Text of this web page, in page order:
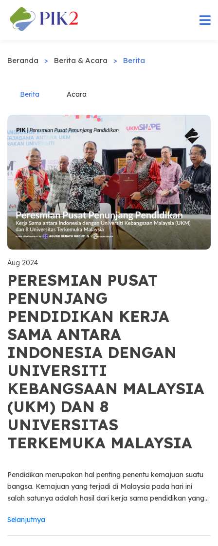
Beranda > Berita & Acara > Berita
Berita Acara
Aug 2024
PERESMIAN PUSAT
PENUNJANG
PENDIDIKAN KERJA
SAMA ANTARA
INDONESIA DENGAN
UNIVERSITI
KEBANGSAAN MALAYSIA
(UKM) DAN 8
UNIVERSITAS
TERKEMUKA MALAYSIA
Pendidikan merupakan hal penting penentu kemajuan suatu
bangsa. Kemajuan yang terjadi di Malaysia pada hari ini
salah satunya adalah hasil dari kerja sama pendidikan yang...
Selanjutnya